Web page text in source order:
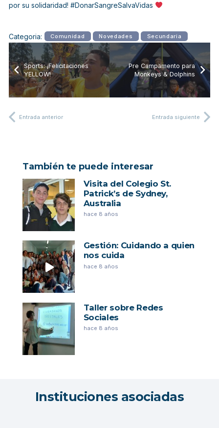
por su solidaridad! #DonarSangreSalvaVidas
Categoria: Comunidad Novedades Secundaria
Sports: ¡Felicitaciones
YELLOW!
Pre Campamento para
Monkeys & Dolphins
Entrada anterior Entrada siguiente
También te puede interesar
Visita del Colegio St.
Patrick’s de Sydney,
Australia
hace 8 años
Gestión: Cuidando a quien
nos cuida
hace 8 años
Taller sobre Redes
Sociales
hace 8 años
Instituciones asociadas